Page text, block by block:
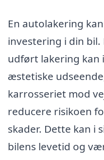
En autolakering
investering i din
udført lakering kan
æstetiske
karrosseriet mod
reducere risikoen
skader. Dette kan i
bilens levetid og